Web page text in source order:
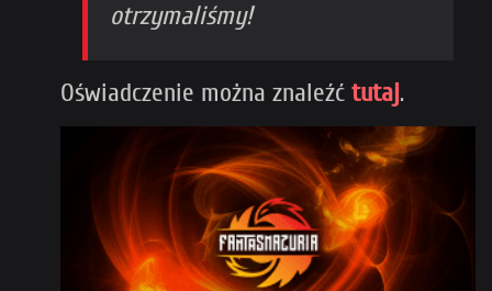
otrzymaliśmy!
Oświadczenie można znaleźć tutaj.